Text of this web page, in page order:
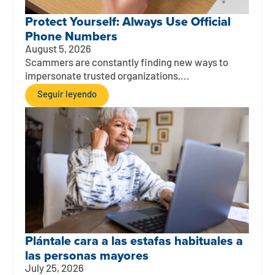
Protect Yourself: Always Use Official
Phone Numbers
August 5, 2026
Scammers are constantly finding new ways to
impersonate trusted organizations,...
Seguir leyendo
Plántale cara a las estafas habituales a
las personas mayores
July 25, 2026